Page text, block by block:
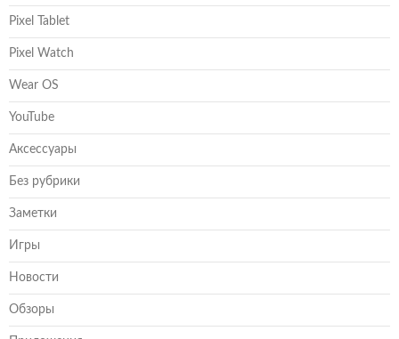
Pixel Tablet
Pixel Watch
Wear OS
YouTube
Аксессуары
Без рубрики
Заметки
Игры
Новости
Обзоры